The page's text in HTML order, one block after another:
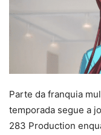
Parte da franquia
temporada segue a
283 Production